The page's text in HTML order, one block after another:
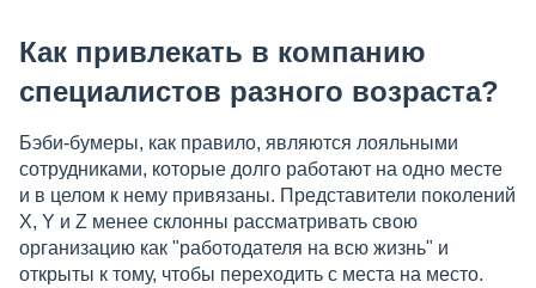
Как привлекать в компанию
специалистов разного возраста?
Бэби-бумеры, как правило, являются лояльными
сотрудниками, которые долго работают на одно месте
и в целом к нему привязаны. Представители поколений
X, Y и Z менее склонны рассматривать свою
организацию как "работодателя на всю жизнь" и
открыты к тому, чтобы переходить с места на место.